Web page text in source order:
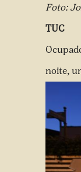
Foto:
TUC
noite,